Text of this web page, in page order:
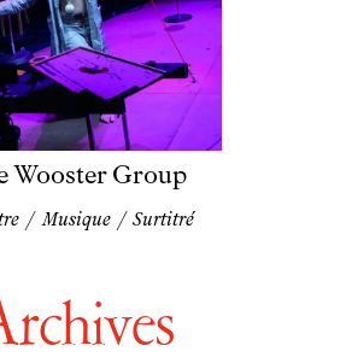
Wooster Group
/ Musique / Surtitré
Newsletter